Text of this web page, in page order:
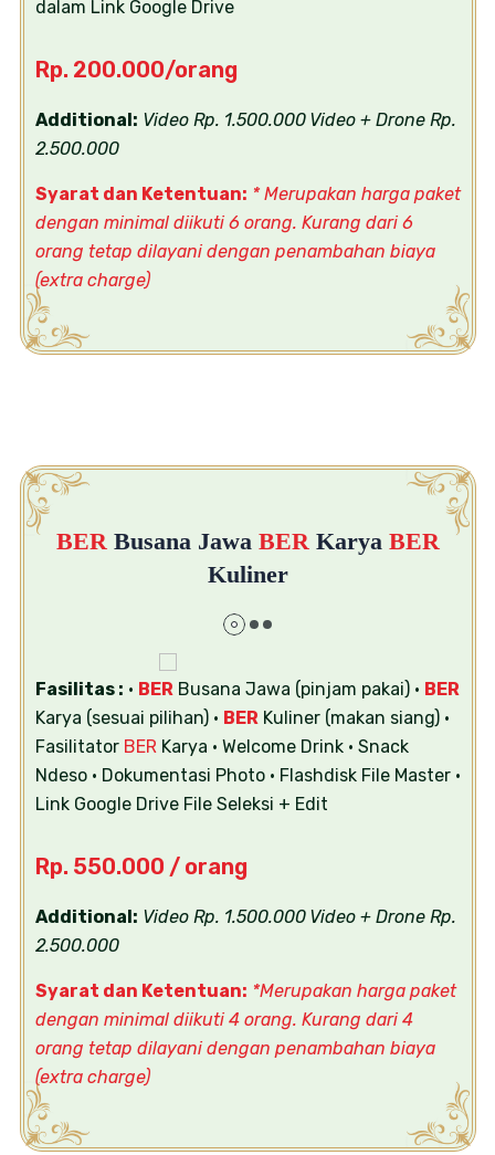
dalam Link Google Drive
Rp. 200.000/orang
Additional: Video Rp. 1.500.000Video + Drone Rp.
2.500.000
Syarat dan Ketentuan: * Merupakan harga paket
dengan minimal diikuti 6 orang. Kurang dari 6
orang tetap dilayani dengan penambahan biaya
(extra charge)
BER Busana Jawa BER Karya BER
Kuliner
Fasilitas : • BERBusana Jawa (pinjam pakai)• BER
Karya (sesuai pilihan)• BERKuliner (makan siang)•
Fasilitator BERKarya • Welcome Drink• Snack
Ndeso• Dokumentasi Photo• Flashdisk File Master•
Link Google Drive File Seleksi + Edit
Rp. 550.000 / orang
Additional: Video Rp. 1.500.000Video + Drone Rp.
2.500.000
Syarat dan Ketentuan: *Merupakan harga paket
dengan minimal diikuti 4 orang. Kurang dari 4
orang tetap dilayani dengan penambahan biaya
(extra charge)